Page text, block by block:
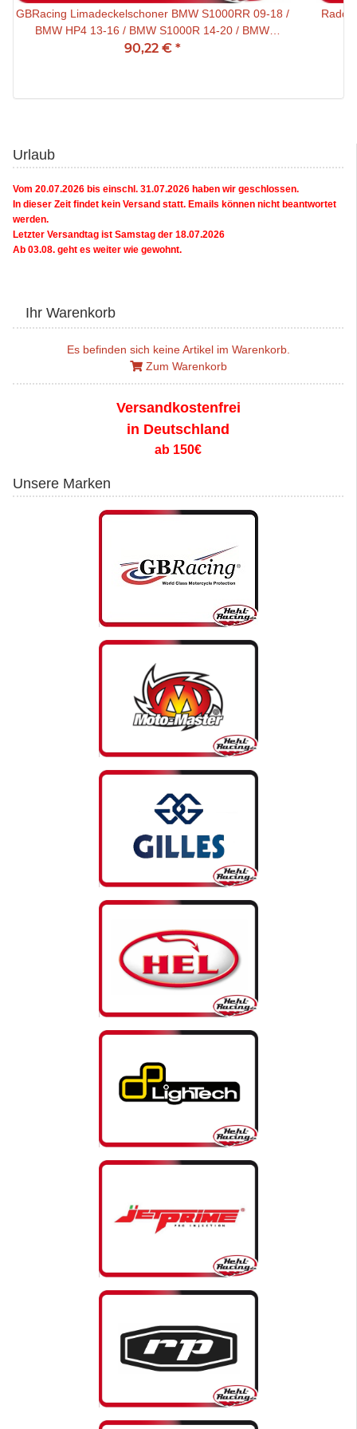
GBRacing Limadeckelschoner BMW S1000RR 09-18 /
BMW HP4 13-16 / BMW S1000R 14-20 / BMW
S1000XR 15-19 / Bimota BB3 14-
90,22 € *
Urlaub
Vom 20.07.2026 bis einschl. 31.07.2026 haben wir geschlossen.
In dieser Zeit findet kein Versand statt. Emails können nicht beantwortet
werden.
Letzter Versandtag ist Samstag der 18.07.2026
Ab 03.08. geht es weiter wie gewohnt.
Ihr Warenkorb
Es befinden sich keine Artikel im Warenkorb.
Zum Warenkorb
Versandkostenfrei
in Deutschland
ab 150€
Unsere Marken